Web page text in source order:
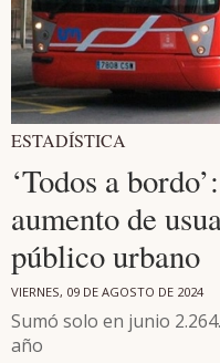
ESTADÍSTICA
‘Todos a
aumento de
público urbano
VIERNES, 09 DE AGOSTO DE 2024
Sumó solo en junio
año